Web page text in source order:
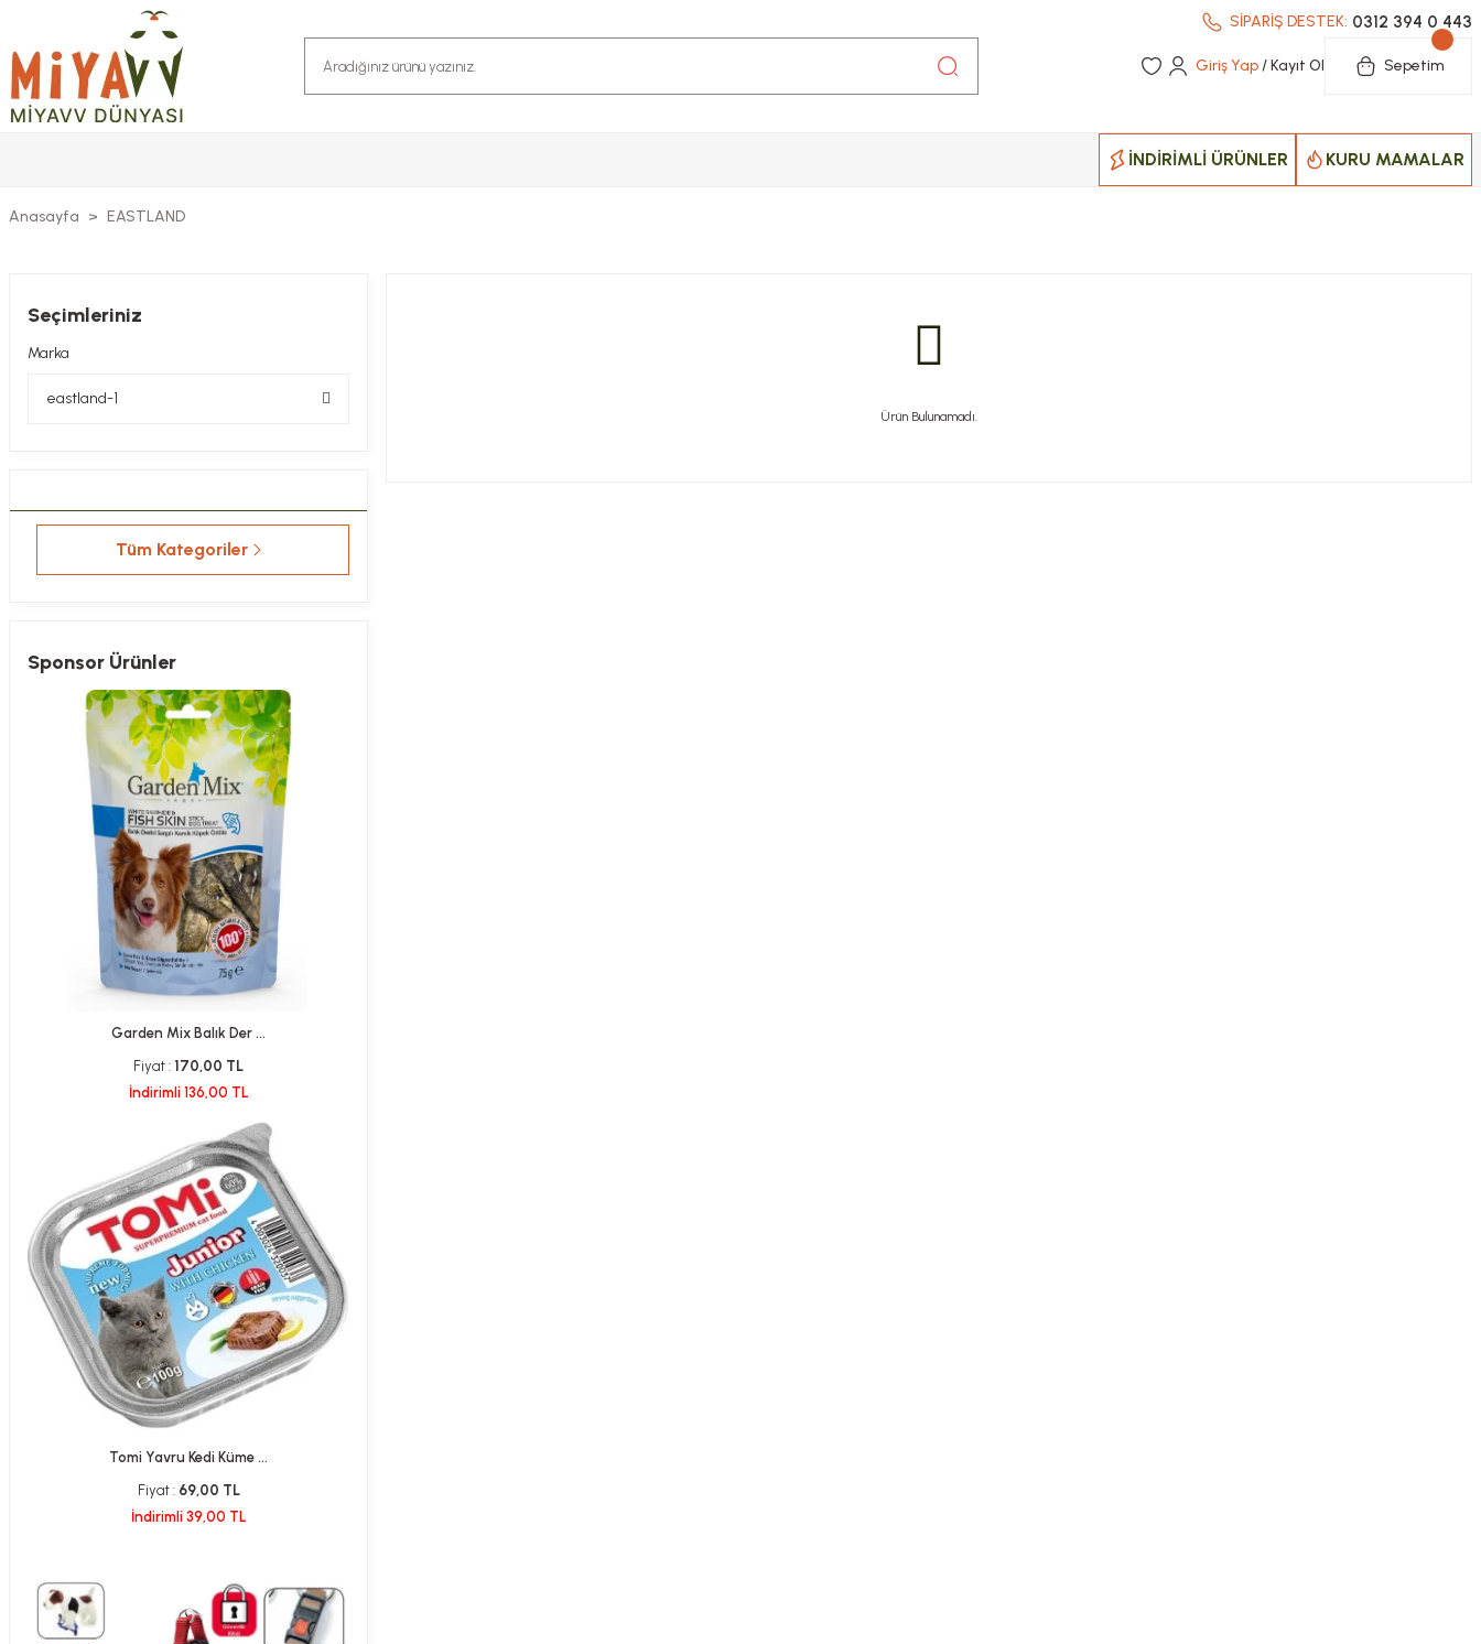
SİPARİŞ DESTEK: 0312 394 0 443
Giriş Yap/ Kayıt Ol Sepetim
İNDİRİMLİ ÜRÜNLER KURU MAMALAR
Anasayfa EASTLAND
Seçimleriniz
Marka
eastland-1
Tüm Kategoriler
Sponsor Ürünler
Garden Mix Balık Der ...
Fiyat : 170,00 TL
İndirimli 136,00 TL
Tomi Yavru Kedi Küme ...
Fiyat : 69,00 TL
İndirimli 39,00 TL
Ürün Bulunamadı.